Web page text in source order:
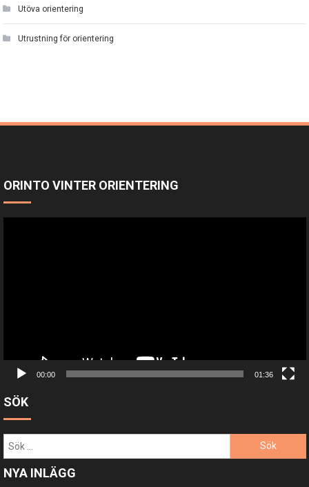
Utöva orientering
Utrustning för orientering
ORINTO VINTER ORIENTERING
00:00 01:36
SÖK
efter:
NYA INLÄGG